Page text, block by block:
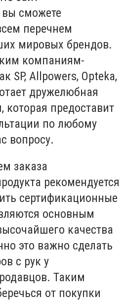
сможете
перечнем
мировых брендов.
компаниям-
SP, Allpowers, Opteka,
дружелюбная
предоставит
по любому
вопросу.
заказа
рекомендуется
сертификационные
основным
качества
это важно сделать
с рук у
Таким
от покупки